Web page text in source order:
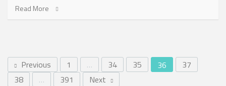
Read More
Previous 1 … 34 35 36
37
38
… 391 Next